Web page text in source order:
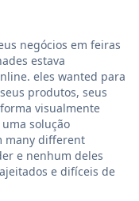
negócios em feiras
estava
eles wanted para
produtos, seus
visualmente
solução
many different
e nenhum deles
e difíceis de